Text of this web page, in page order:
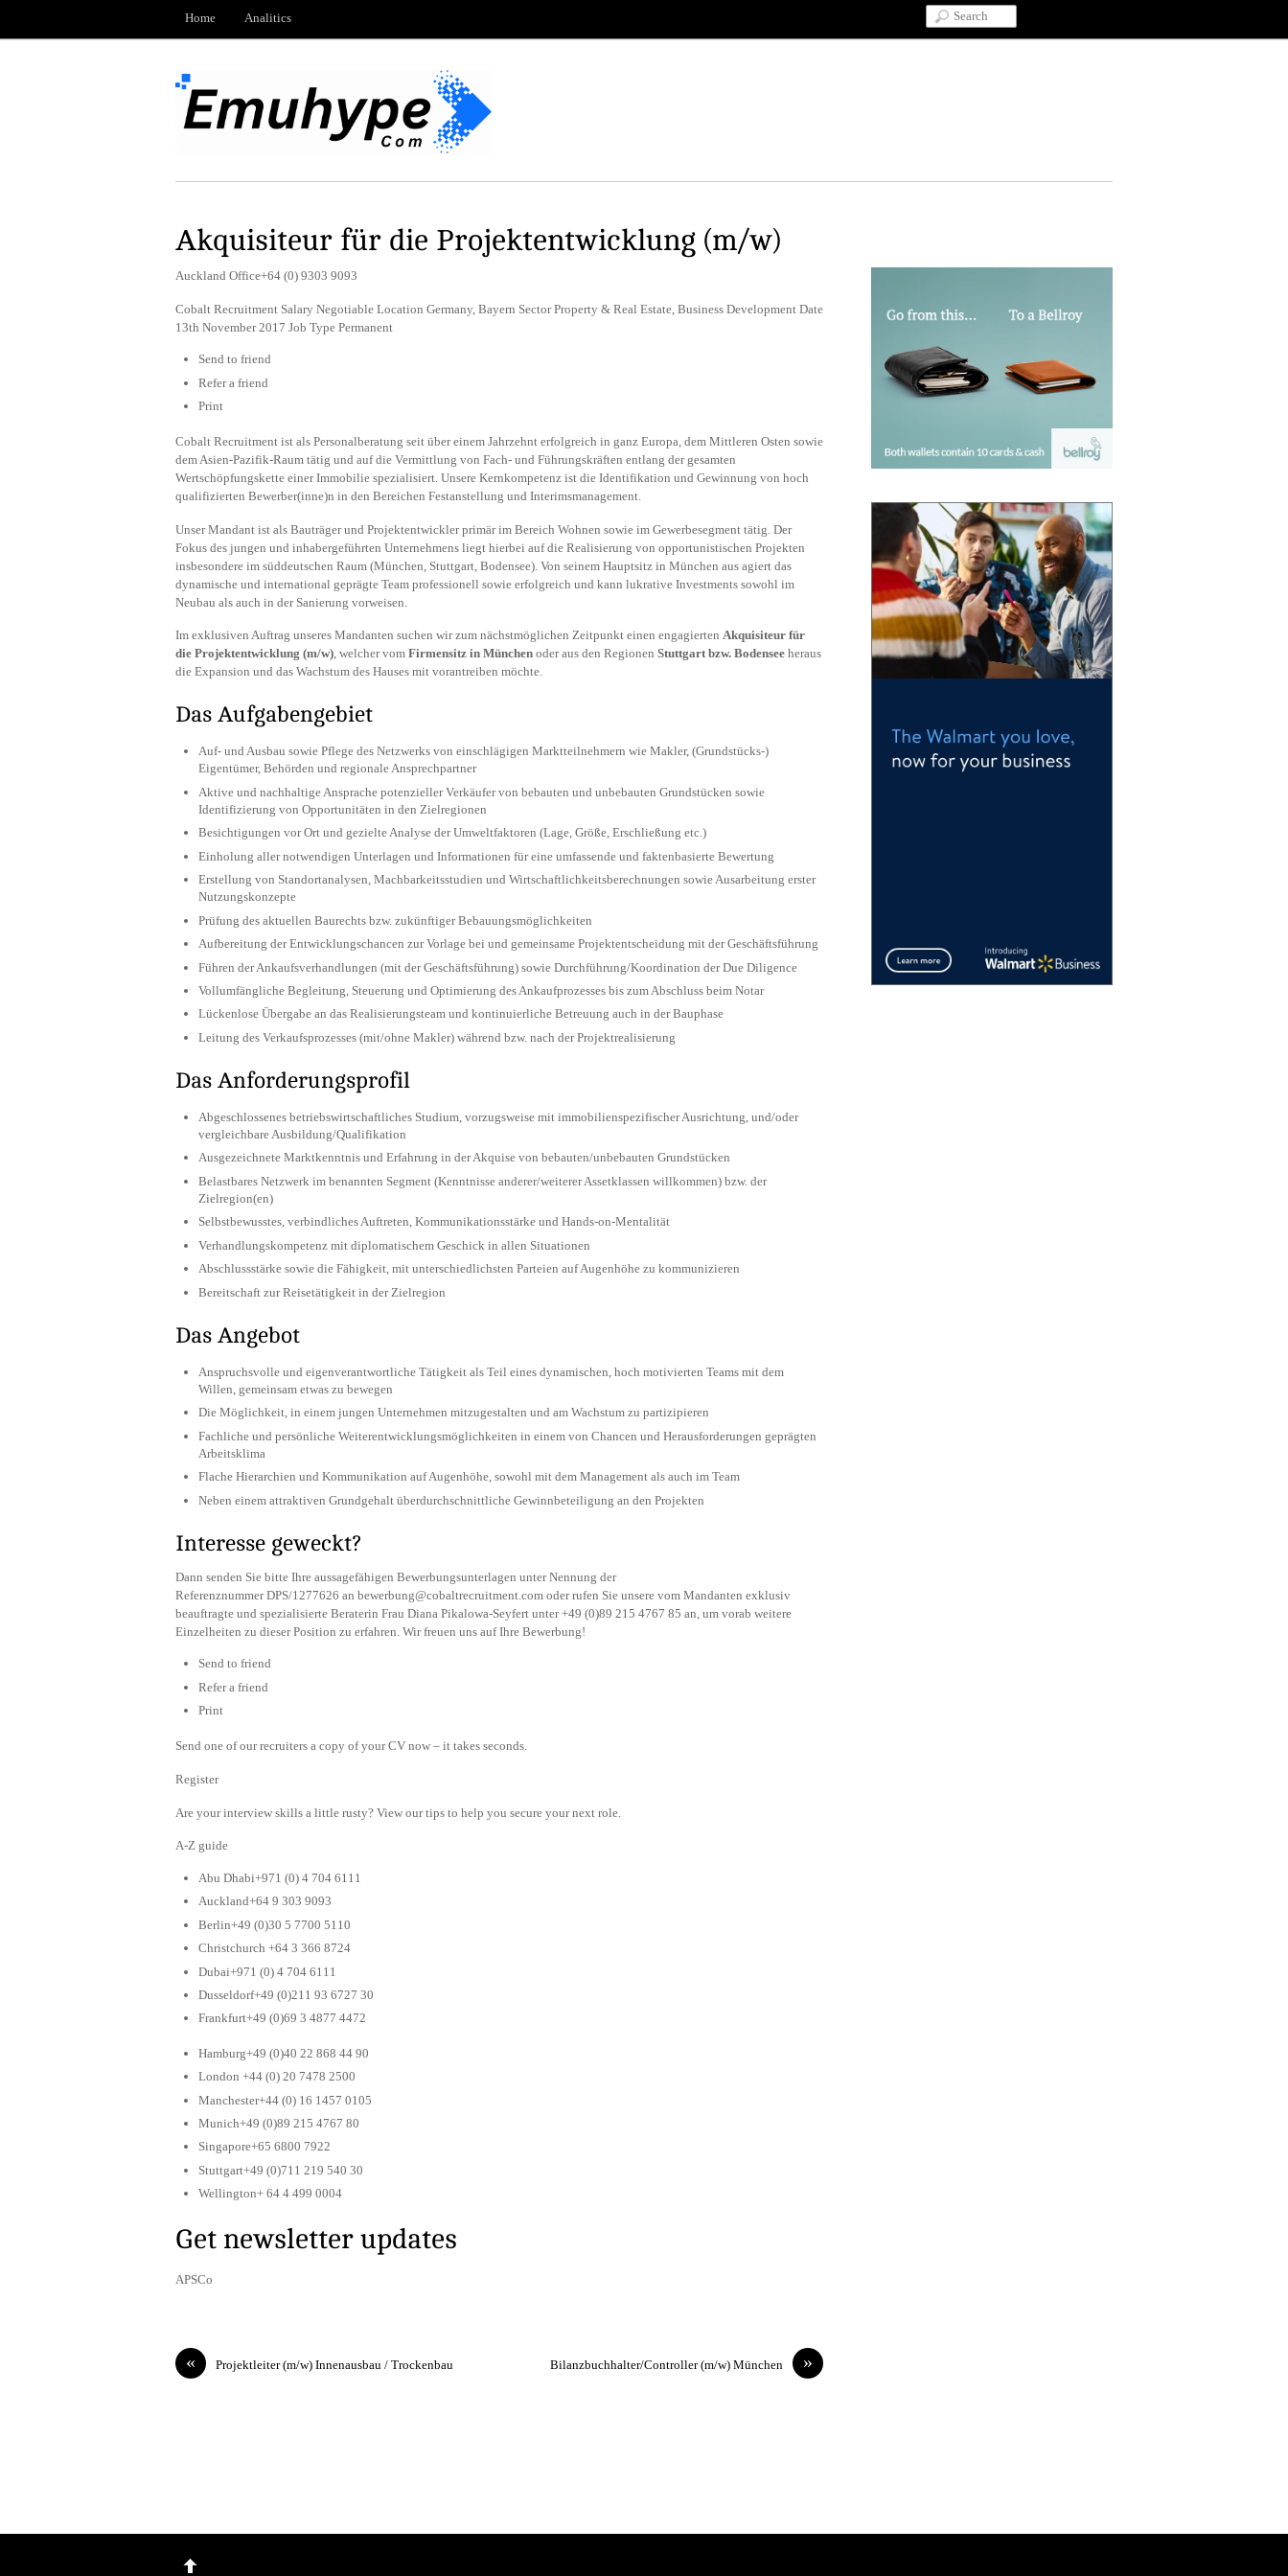
Home Analitics
Akquisiteur für die Projektentwicklung (m/w)
Auckland Office+64 (0) 9303 9093
Cobalt Recruitment Salary Negotiable Location Germany, Bayern Sector Property & Real Estate, Business Development Date
13th November 2017 Job Type Permanent
Send to friend
Refer a friend
Print
Cobalt Recruitment ist als Personalberatung seit über einem Jahrzehnt erfolgreich in ganz Europa, dem Mittleren Osten sowie
dem Asien-Pazifik-Raum tätig und auf die Vermittlung von Fach- und Führungskräften entlang der gesamten
Wertschöpfungskette einer Immobilie spezialisiert. Unsere Kernkompetenz ist die Identifikation und Gewinnung von hoch
qualifizierten Bewerber(inne)n in den Bereichen Festanstellung und Interimsmanagement.
Unser Mandant ist als Bauträger und Projektentwickler primär im Bereich Wohnen sowie im Gewerbesegment tätig. Der
Fokus des jungen und inhabergeführten Unternehmens liegt hierbei auf die Realisierung von opportu­nis­ti­schen Projekten
insbesondere im süddeutschen Raum (München, Stuttgart, Bodensee). Von seinem Haupt­sitz in München aus agiert das
dynamische und international geprägte Team professionell sowie erfolgreich und kann lukrative Investments sowohl im
Neubau als auch in der Sanierung vorweisen.
Im exklusiven Auftrag unseres Mandanten suchen wir zum nächstmöglichen Zeitpunkt einen engagierten Akquisiteur für
die Projektentwicklung (m/w), welcher vom Firmensitz in München oder aus den Regionen Stuttgart bzw. Bodensee heraus
die Expansion und das Wachstum des Hauses mit vorantreiben möchte.
Das Aufgabengebiet
Auf- und Ausbau sowie Pflege des Netzwerks von einschlägigen Marktteilnehmern wie Makler, (Grundstücks-)​
Eigentümer, Behörden und regionale Ansprechpartner
Aktive und nachhaltige Ansprache potenzieller Verkäufer von bebauten und unbebauten Grundstücken sowie
Identifizierung von Opportunitäten in den Zielregionen
Besichtigungen vor Ort und gezielte Analyse der Umweltfaktoren (Lage, Größe, Erschließung etc.)
Einholung aller notwendigen Unterlagen und Informationen für eine umfassende und faktenbasierte Bewertung
Erstellung von Standortanalysen, Machbarkeitsstudien und Wirtschaftlichkeitsberechnungen sowie Ausarbeitung erster
Nutzungskonzepte
Prüfung des aktuellen Baurechts bzw. zukünftiger Bebauungsmöglichkeiten
Aufbereitung der Entwicklungschancen zur Vorlage bei und gemeinsame Projektentscheidung mit der Geschäftsführung
Führen der Ankaufsverhandlungen (mit der Geschäftsführung) sowie Durchführung/Koordination der Due Diligence
Vollumfängliche Begleitung, Steuerung und Optimierung des Ankaufprozesses bis zum Abschluss beim Notar
Lückenlose Übergabe an das Realisierungsteam und kontinuierliche Betreuung auch in der Bauphase
Leitung des Verkaufsprozesses (mit/ohne Makler) während bzw. nach der Projektrealisierung
Das Anforderungsprofil
Abgeschlossenes betriebswirtschaftliches Studium, vorzugsweise mit immobilienspezifischer Ausrichtung, und/oder
vergleichbare Ausbildung/Qualifikation
Ausgezeichnete Marktkenntnis und Erfahrung in der Akquise von bebauten/unbebauten Grundstücken
Belastbares Netzwerk im benannten Segment (Kenntnisse anderer/weiterer Assetklassen willkommen) bzw. der
Zielregion(en)
Selbstbewusstes, verbindliches Auftreten, Kommunikationsstärke und Hands-on-Mentalität
Verhandlungskompetenz mit diplomatischem Geschick in allen Situationen
Abschlussstärke sowie die Fähigkeit, mit unterschiedlichsten Parteien auf Augenhöhe zu kommunizieren
Bereitschaft zur Reisetätigkeit in der Zielregion
Das Angebot
Anspruchsvolle und eigenverantwortliche Tätigkeit als Teil eines dynamischen, hoch motivierten Teams mit dem
Willen, gemeinsam etwas zu bewegen
Die Möglichkeit, in einem jungen Unternehmen mitzugestalten und am Wachstum zu partizipieren
Fachliche und persönliche Weiterentwicklungsmöglichkeiten in einem von Chancen und Herausforderungen geprägten
Arbeitsklima
Flache Hierarchien und Kommunikation auf Augenhöhe, sowohl mit dem Management als auch im Team
Neben einem attraktiven Grundgehalt überdurchschnittliche Gewinnbeteiligung an den Projekten
Interesse geweckt?
Dann senden Sie bitte Ihre aussagefähigen Bewerbungsunterlagen unter Nennung der
Referenznummer DPS/1277626 an bewerbung@cobaltrecruitment.com oder rufen Sie unsere vom Mandanten exklusiv
beauftragte und spezialisierte Beraterin Frau Diana Pikalowa-Seyfert unter +49 (0)89 215 4767 85 an, um vorab weitere
Einzelheiten zu dieser Position zu erfahren. Wir freuen uns auf Ihre Bewerbung!
Send to friend
Refer a friend
Print
Send one of our recruiters a copy of your CV now – it takes seconds.
Register
Are your interview skills a little rusty? View our tips to help you secure your next role.
A-Z guide
Abu Dhabi+971 (0) 4 704 6111
Auckland+64 9 303 9093
Berlin+49 (0)30 5 7700 5110
Christchurch +64 3 366 8724
Dubai+971 (0) 4 704 6111
Dusseldorf+49 (0)211 93 6727 30
Frankfurt+49 (0)69 3 4877 4472
Hamburg+49 (0)40 22 868 44 90
London +44 (0) 20 7478 2500
Manchester+44 (0) 16 1457 0105
Munich+49 (0)89 215 4767 80
Singapore+65 6800 7922
Stuttgart+49 (0)711 219 540 30
Wellington+ 64 4 499 0004
Get newsletter updates
APSCo
« Projektleiter (m/w) Innenausbau / Trockenbau »
Bilanzbuchhalter/Controller (m/w) München